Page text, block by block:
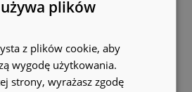
plików
z plików cookie, aby
wygodę użytkowania.
strony, wyrażasz zgodę